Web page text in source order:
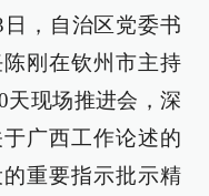
，自治区党委书
刚在钦州市主持
天现场推进会，深
广西工作论述的
重要指示批示精